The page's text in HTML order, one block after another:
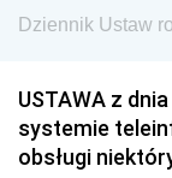
Dziennik Ustaw
USTAWA z
systemie
obsługi